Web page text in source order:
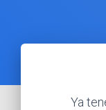
Ya